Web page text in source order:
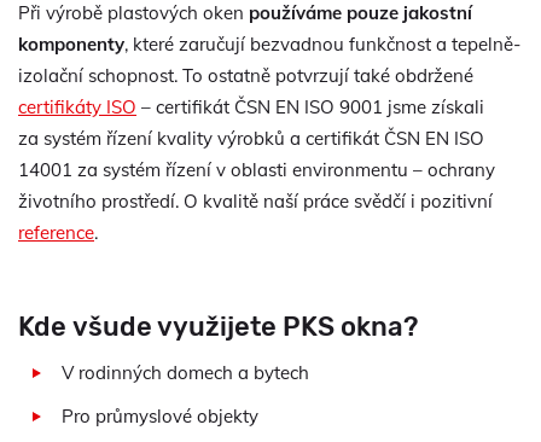
Při výrobě plastových oken používáme pouze jakostní
komponenty, které zaručují bezvadnou funkčnost a tepelně-
izolační schopnost. To ostatně potvrzují také obdržené
certifikáty ISO – certifikát ČSN EN ISO 9001 jsme získali
za systém řízení kvality výrobků a certifikát ČSN EN ISO
14001 za systém řízení v oblasti environmentu – ochrany
životního prostředí. O kvalitě naší práce svědčí i pozitivní
reference.
Kde všude využijete PKS okna?
V rodinných domech a bytech
Pro průmyslové objekty